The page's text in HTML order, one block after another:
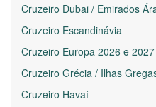
Cruzeiro Dubai / Emirados
Cruzeiro Escandinávia
Cruzeiro Europa 2026 e 2027
Cruzeiro Grécia / Ilhas
Cruzeiro Havaí